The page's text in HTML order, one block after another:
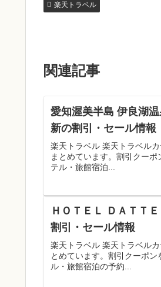
楽天トラベル
関連記事
愛知渥美半島 伊良湖
新の割引・セール情報
楽天トラベル 楽天トラベル
まとめています。割引クー
テル・旅館宿泊...
ＨＯＴＥＬ ＤＡＴＴ
割引・セール情報
楽天トラベル 楽天トラベル
とめています。割引クーポ
ル・旅館宿泊の予約...